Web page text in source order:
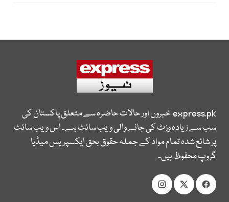
express.pkخبروں اور حالات حاضرہ سے متعلق پاکستان کی
سب سے زیادہ وزٹ کی جانے والی ویب سائٹ ہے۔ اس ویب سائٹ
پر شائع شدہ تمام مواد کے جملہ حقوق بحق ایکسپریس میڈیا
گروپ محفوظ ہیں۔